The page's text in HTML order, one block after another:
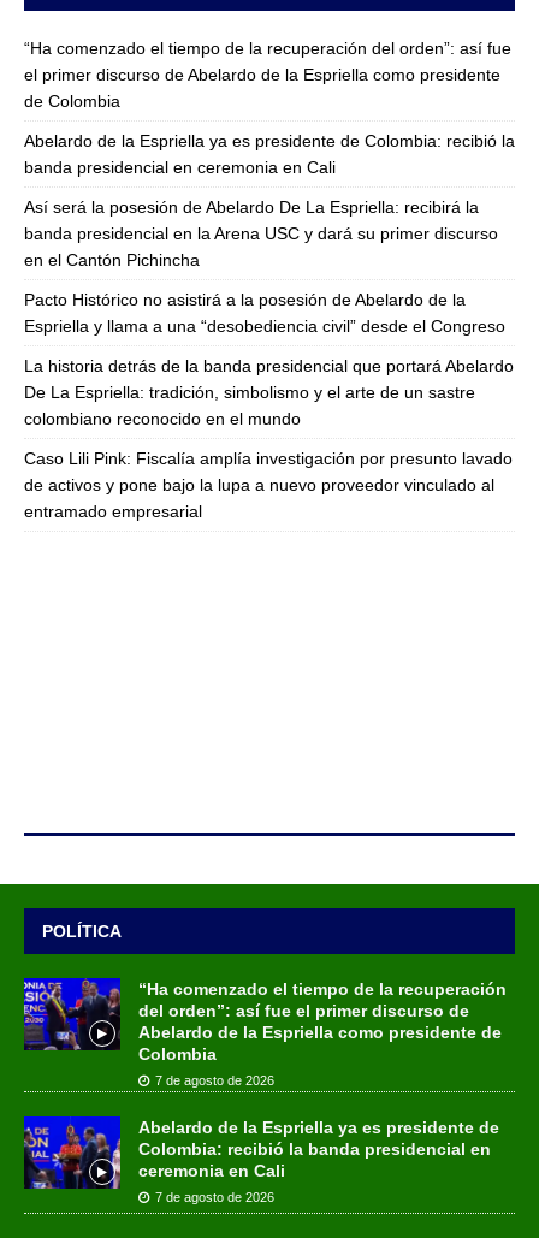
“Ha comenzado el tiempo de la recuperación del orden”: así fue
el primer discurso de Abelardo de la Espriella como presidente
de Colombia
Abelardo de la Espriella ya es presidente de Colombia: recibió la
banda presidencial en ceremonia en Cali
Así será la posesión de Abelardo De La Espriella: recibirá la
banda presidencial en la Arena USC y dará su primer discurso
en el Cantón Pichincha
Pacto Histórico no asistirá a la posesión de Abelardo de la
Espriella y llama a una “desobediencia civil” desde el Congreso
La historia detrás de la banda presidencial que portará Abelardo
De La Espriella: tradición, simbolismo y el arte de un sastre
colombiano reconocido en el mundo
Caso Lili Pink: Fiscalía amplía investigación por presunto lavado
de activos y pone bajo la lupa a nuevo proveedor vinculado al
entramado empresarial
POLÍTICA
“Ha comenzado el tiempo de la recuperación
del orden”: así fue el primer discurso de
Abelardo de la Espriella como presidente de
Colombia
7 de agosto de 2026
Abelardo de la Espriella ya es presidente de
Colombia: recibió la banda presidencial en
ceremonia en Cali
7 de agosto de 2026